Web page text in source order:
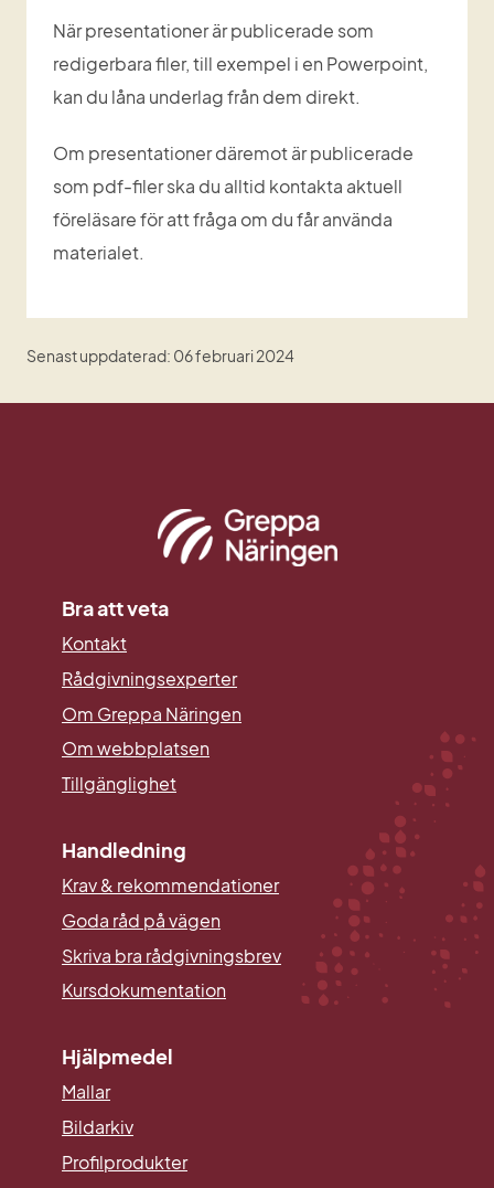
När presentationer är publicerade som
redigerbara filer, till exempel i en Powerpoint,
kan du låna underlag från dem direkt.
Om presentationer däremot är publicerade
som pdf-filer ska du alltid kontakta aktuell
föreläsare för att fråga om du får använda
materialet.
Senast uppdaterad: 06 februari 2024
Bra att veta
Kontakt
Rådgivningsexperter
Om Greppa Näringen
Om webbplatsen
Tillgänglighet
Handledning
Krav & rekommendationer
Goda råd på vägen
Skriva bra rådgivningsbrev
Kursdokumentation
Hjälpmedel
Mallar
BildarkivLänk till annan webbplats.
Profilprodukter